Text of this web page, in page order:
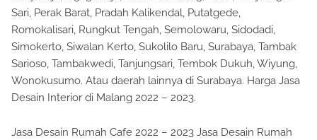
Sari, Perak Barat, Pradah Kalikendal, Putatgede,
Romokalisari, Rungkut Tengah, Semolowaru, Sidodadi,
Simokerto, Siwalan Kerto, Sukolilo Baru, Surabaya, Tambak
Sarioso, Tambakwedi, Tanjungsari, Tembok Dukuh, Wiyung,
Wonokusumo. Atau daerah lainnya di Surabaya. Harga Jasa
Desain Interior di Malang 2022 – 2023.
Jasa Desain Rumah Cafe 2022 – 2023 Jasa Desain Rumah